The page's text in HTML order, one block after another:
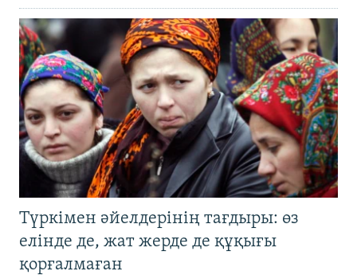
Түркімен әйелдерінің тағдыры: өз
елінде де, жат жерде де құқығы
қорғалмаған